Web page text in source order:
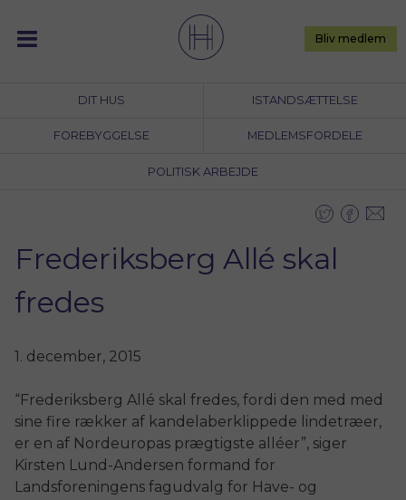
content
DIT HUS ISTANDSÆTTELSE
FOREBYGGELSE MEDLEMSFORDELE
POLITISK ARBEJDE
Bliv medlem
Frederiksberg Allé skal
fredes
1. december, 2015
“Frederiksberg Allé skal fredes, fordi den med med
sine fire rækker af kandelaberklippede lindetræer,
er en af Nordeuropas prægtigste alléer”, siger
Kirsten Lund-Andersen formand for
Landsforeningens fagudvalg for Have- og